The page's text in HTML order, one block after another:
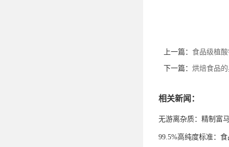
上一篇： 食品级植
下一篇： 烘焙食品
相关新闻：
无游离杂质：精制富
99.5%高纯度标准：